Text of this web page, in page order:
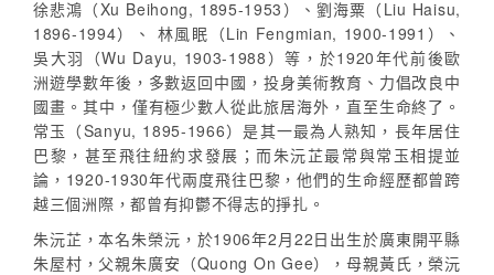
徐悲鴻（Xu Beihong, 1895-1953）、劉海粟（Liu Haisu,
1896-1994）、 林風眠（Lin Fengmian, 1900-1991）、
吳大羽（Wu Dayu, 1903-1988）等，於1920年代前後歐
洲遊學數年後，多數返回中國，投身美術教育、力倡改良中
國畫。其中，僅有極少數人從此旅居海外，直至生命終了。
常玉（Sanyu, 1895-1966）是其一最為人熟知，長年居住
巴黎，甚至飛往紐約求發展；而朱沅芷最常與常玉相提並
論，1920-1930年代兩度飛往巴黎，他們的生命經歷都曾跨
越三個洲際，都曾有抑鬱不得志的掙扎。
朱沅芷，本名朱榮沅，於1906年2月22日出生於廣東開平縣
朱屋村，父親朱廣安（Quong On Gee），母親黃氏，榮沅